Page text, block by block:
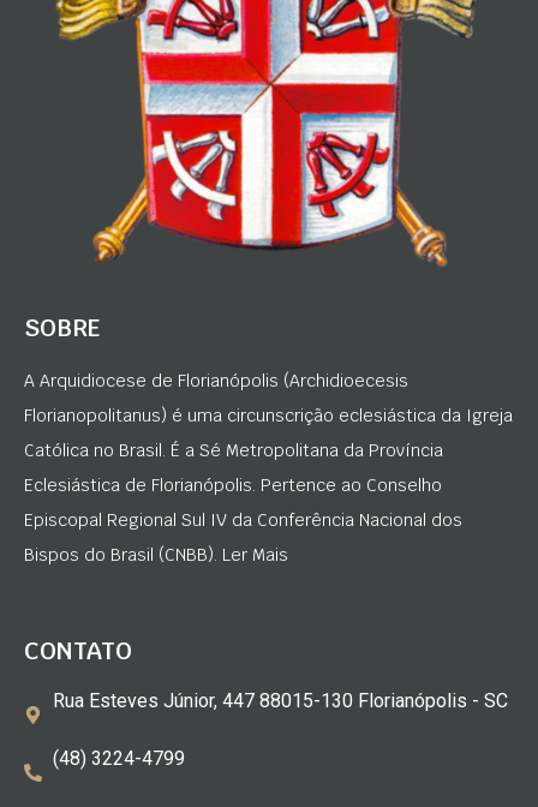
SOBRE
A Arquidiocese de Florianópolis (Archidioecesis
Florianopolitanus) é uma circunscrição eclesiástica da Igreja
Católica no Brasil. É a Sé Metropolitana da Província
Eclesiástica de Florianópolis. Pertence ao Conselho
Episcopal Regional Sul IV da Conferência Nacional dos
Bispos do Brasil (CNBB). Ler Mais
CONTATO
Rua Esteves Júnior, 447 88015-130 Florianópolis - SC
(48) 3224-4799